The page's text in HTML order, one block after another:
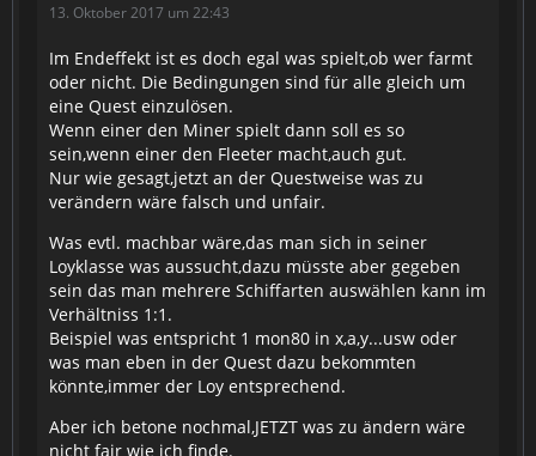
13. Oktober 2017 um 22:43
Im Endeffekt ist es doch egal was spielt,ob wer farmt
oder nicht. Die Bedingungen sind für alle gleich um
eine Quest einzulösen.
Wenn einer den Miner spielt dann soll es so
sein,wenn einer den Fleeter macht,auch gut.
Nur wie gesagt,jetzt an der Questweise was zu
verändern wäre falsch und unfair.
Was evtl. machbar wäre,das man sich in seiner
Loyklasse was aussucht,dazu müsste aber gegeben
sein das man mehrere Schiffarten auswählen kann im
Verhältniss 1:1.
Beispiel was entspricht 1 mon80 in x,a,y...usw oder
was man eben in der Quest dazu bekommten
könnte,immer der Loy entsprechend.
Aber ich betone nochmal,JETZT was zu ändern wäre
nicht fair wie ich finde.